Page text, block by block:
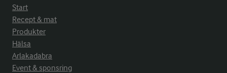
Start
Recept & mat
Produkter
Hälsa
Arlakadabra
Event & sponsring